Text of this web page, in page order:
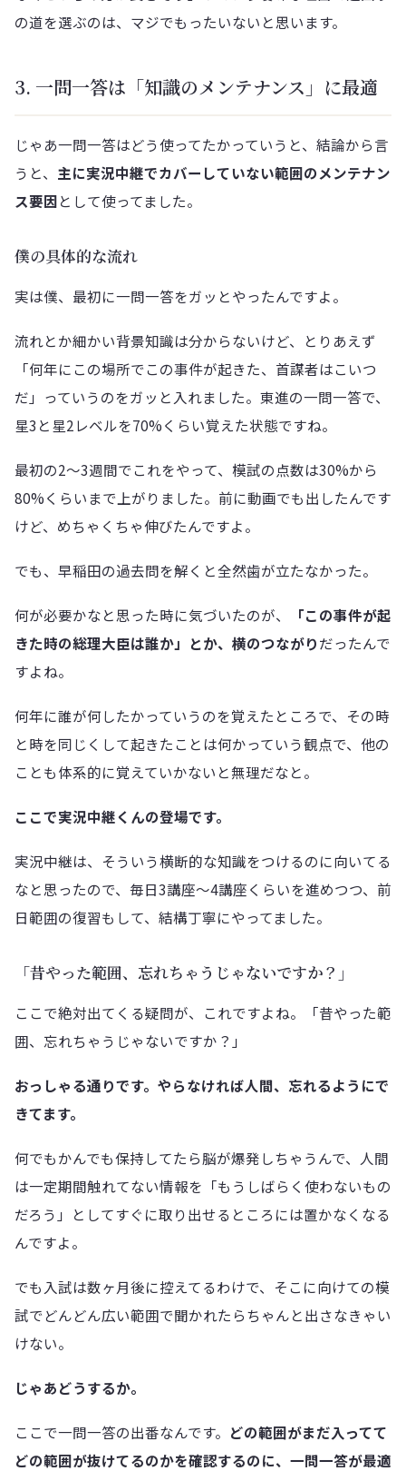
の道を選ぶのは、マジでもったいないと思います。
3. 一問一答は「知識のメンテナンス」に最適
じゃあ一問一答はどう使ってたかっていうと、結論から言
うと、 主に実況中継でカバーしていない範囲のメンテナン
ス要因として使ってました。
僕の具体的な流れ
実は僕、最初に一問一答をガッとやったんですよ。
流れとか細かい背景知識は分からないけど、とりあえず
「何年にこの場所でこの事件が起きた、首謀者はこいつ
だ」っていうのをガッと入れました。東進の一問一答で、
星3と星2レベルを70%くらい覚えた状態ですね。
最初の2〜3週間でこれをやって、模試の点数は30%から
80%くらいまで上がりました。前に動画でも出したんです
けど、めちゃくちゃ伸びたんですよ。
でも、早稲田の過去問を解くと全然歯が立たなかった。
何が必要かなと思った時に気づいたのが、
「この事件が起
きた時の総理大臣は誰か」とか、横のつながりだったんで
すよね。
何年に誰が何したかっていうのを覚えたところで、その時
と時を同じくして起きたことは何かっていう観点で、他の
ことも体系的に覚えていかないと無理だなと。
ここで実況中継くんの登場です。
実況中継は、そういう横断的な知識をつけるのに向いてる
なと思ったので、毎日3講座〜4講座くらいを進めつつ、前
日範囲の復習もして、結構丁寧にやってました。
「昔やった範囲、忘れちゃうじゃないですか？」
ここで絶対出てくる疑問が、これですよね。「昔やった範
囲、忘れちゃうじゃないですか？」
おっしゃる通りです。やらなければ人間、忘れるようにで
きてます。
何でもかんでも保持してたら脳が爆発しちゃうんで、人間
は一定期間触れてない情報を「もうしばらく使わないもの
だろう」としてすぐに取り出せるところには置かなくなる
んですよ。
でも入試は数ヶ月後に控えてるわけで、そこに向けての模
試でどんどん広い範囲で聞かれたらちゃんと出さなきゃい
けない。
じゃあどうするか。
ここで一問一答の出番なんです。 どの範囲がまだ入ってて
どの範囲が抜けてるのかを確認するのに、一問一答が最適